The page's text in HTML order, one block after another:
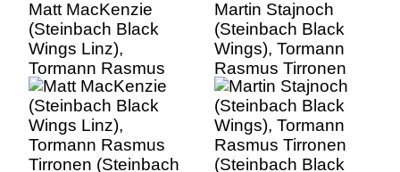
Matt MacKenzie
(Steinbach Black
Wings Linz),
Tormann Rasmus
Tirronen (Steinbach
Black Wings Linz),
John Hughes (EC
iDM Wärmepumpen
VSV) Steinbach
Martin Stajnoch
(Steinbach Black
Wings), Tormann
Rasmus Tirronen
(Steinbach Black
Wings Linz), John
Hughes (EC iDM
Wärmepumpen
VSV), Matt